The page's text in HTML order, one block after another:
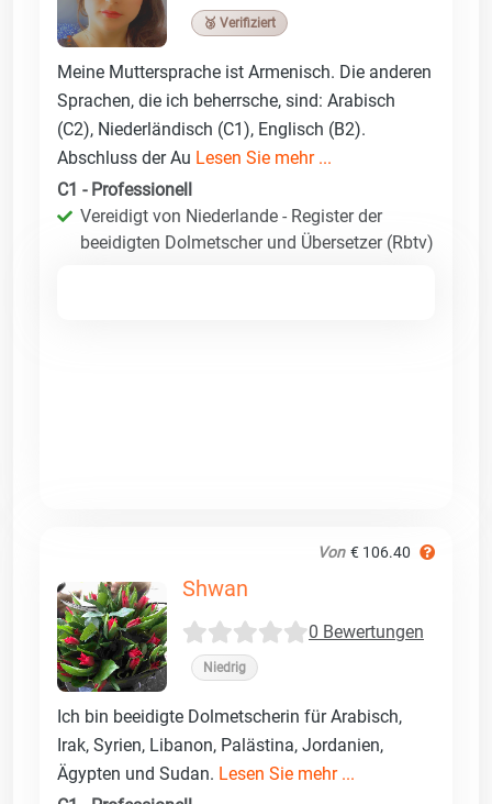
🥉 Verifiziert
Meine Muttersprache ist Armenisch. Die anderen
Sprachen, die ich beherrsche, sind: Arabisch
(C2), Niederländisch (C1), Englisch (B2).
Abschluss der Au Lesen Sie mehr ...
C1 - Professionell
Vereidigt von Niederlande - Register der
beeidigten Dolmetscher und Übersetzer (Rbtv)
Von € 106.40
Shwan
0 Bewertungen
Niedrig
Ich bin beeidigte Dolmetscherin für Arabisch,
Irak, Syrien, Libanon, Palästina, Jordanien,
Ägypten und Sudan. Lesen Sie mehr ...